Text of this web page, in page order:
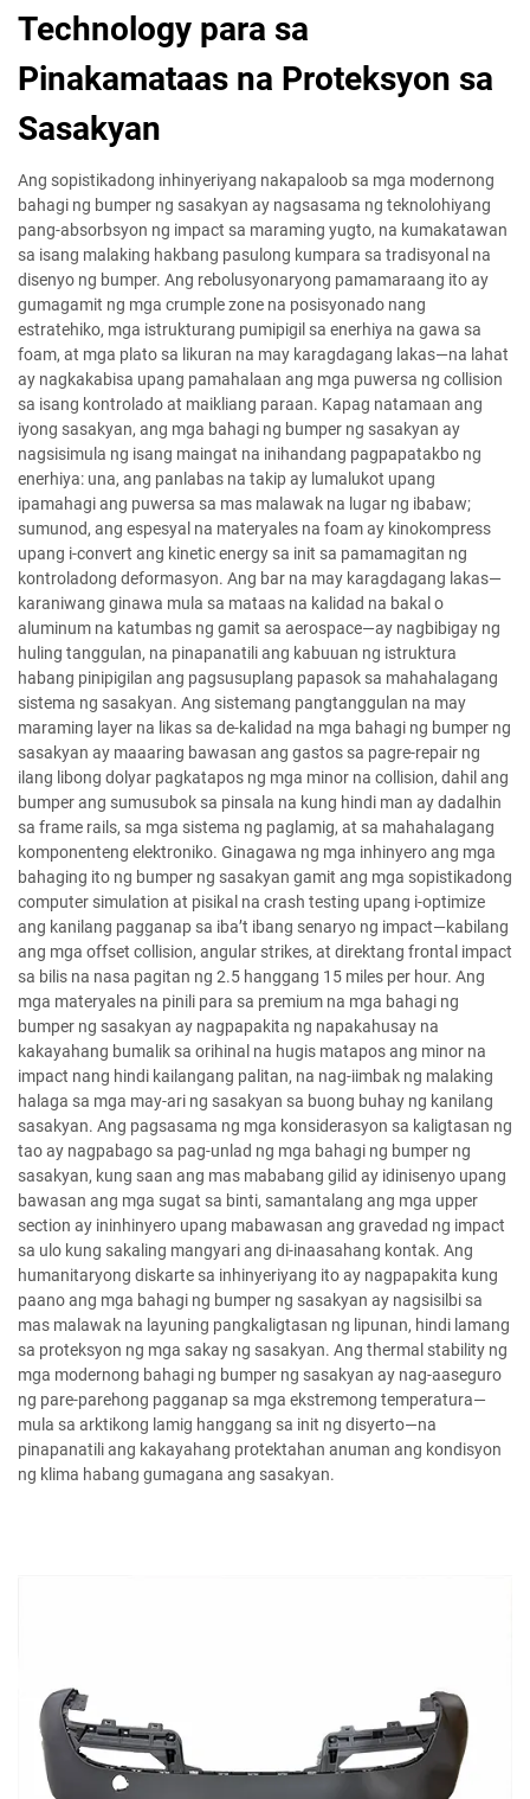
Technology para sa
Pinakamataas na Proteksyon sa
Sasakyan
Ang sopistikadong inhinyeriyang nakapaloob sa mga modernong
bahagi ng bumper ng sasakyan ay nagsasama ng teknolohiyang
pang-absorbsyon ng impact sa maraming yugto, na kumakatawan
sa isang malaking hakbang pasulong kumpara sa tradisyonal na
disenyo ng bumper. Ang rebolusyonaryong pamamaraang ito ay
gumagamit ng mga crumple zone na posisyonado nang
estratehiko, mga istrukturang pumipigil sa enerhiya na gawa sa
foam, at mga plato sa likuran na may karagdagang lakas—na lahat
ay nagkakabisa upang pamahalaan ang mga puwersa ng collision
sa isang kontrolado at maikliang paraan. Kapag natamaan ang
iyong sasakyan, ang mga bahagi ng bumper ng sasakyan ay
nagsisimula ng isang maingat na inihandang pagpapatakbo ng
enerhiya: una, ang panlabas na takip ay lumalukot upang
ipamahagi ang puwersa sa mas malawak na lugar ng ibabaw;
sumunod, ang espesyal na materyales na foam ay kinokompress
upang i-convert ang kinetic energy sa init sa pamamagitan ng
kontroladong deformasyon. Ang bar na may karagdagang lakas—
karaniwang ginawa mula sa mataas na kalidad na bakal o
aluminum na katumbas ng gamit sa aerospace—ay nagbibigay ng
huling tanggulan, na pinapanatili ang kabuuan ng istruktura
habang pinipigilan ang pagsusuplang papasok sa mahahalagang
sistema ng sasakyan. Ang sistemang pangtanggulan na may
maraming layer na likas sa de-kalidad na mga bahagi ng bumper ng
sasakyan ay maaaring bawasan ang gastos sa pagre-repair ng
ilang libong dolyar pagkatapos ng mga minor na collision, dahil ang
bumper ang sumusubok sa pinsala na kung hindi man ay dadalhin
sa frame rails, sa mga sistema ng paglamig, at sa mahahalagang
komponenteng elektroniko. Ginagawa ng mga inhinyero ang mga
bahaging ito ng bumper ng sasakyan gamit ang mga sopistikadong
computer simulation at pisikal na crash testing upang i-optimize
ang kanilang pagganap sa iba’t ibang senaryo ng impact—kabilang
ang mga offset collision, angular strikes, at direktang frontal impact
sa bilis na nasa pagitan ng 2.5 hanggang 15 miles per hour. Ang
mga materyales na pinili para sa premium na mga bahagi ng
bumper ng sasakyan ay nagpapakita ng napakahusay na
kakayahang bumalik sa orihinal na hugis matapos ang minor na
impact nang hindi kailangang palitan, na nag-iimbak ng malaking
halaga sa mga may-ari ng sasakyan sa buong buhay ng kanilang
sasakyan. Ang pagsasama ng mga konsiderasyon sa kaligtasan ng
tao ay nagpabago sa pag-unlad ng mga bahagi ng bumper ng
sasakyan, kung saan ang mas mababang gilid ay idinisenyo upang
bawasan ang mga sugat sa binti, samantalang ang mga upper
section ay ininhinyero upang mabawasan ang gravedad ng impact
sa ulo kung sakaling mangyari ang di-inaasahang kontak. Ang
humanitaryong diskarte sa inhinyeriyang ito ay nagpapakita kung
paano ang mga bahagi ng bumper ng sasakyan ay nagsisilbi sa
mas malawak na layuning pangkaligtasan ng lipunan, hindi lamang
sa proteksyon ng mga sakay ng sasakyan. Ang thermal stability ng
mga modernong bahagi ng bumper ng sasakyan ay nag-aaseguro
ng pare-parehong pagganap sa mga ekstremong temperatura—
mula sa arktikong lamig hanggang sa init ng disyerto—na
pinapanatili ang kakayahang protektahan anuman ang kondisyon
ng klima habang gumagana ang sasakyan.